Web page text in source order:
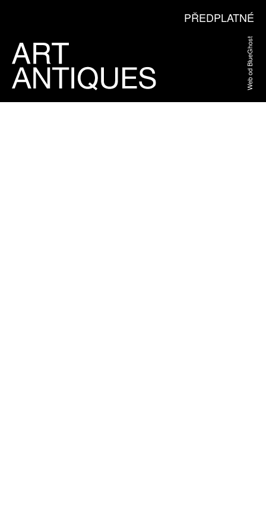
PŘEDPLATNÉ
Web od BlueGhost